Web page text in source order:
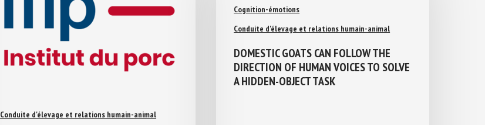
Conduite d'élevage et relations humain-animal
Cognition-émotions
Conduite d'élevage et relations humain-animal
DOMESTIC GOATS CAN FOLLOW THE
DIRECTION OF HUMAN VOICES TO
SOLVE A HIDDEN-OBJECT TASK